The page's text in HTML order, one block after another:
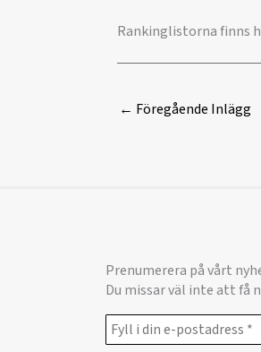
Rankinglistorna finns
← Föregående Inlägg
Prenumerera på vårt
Du missar väl inte att få